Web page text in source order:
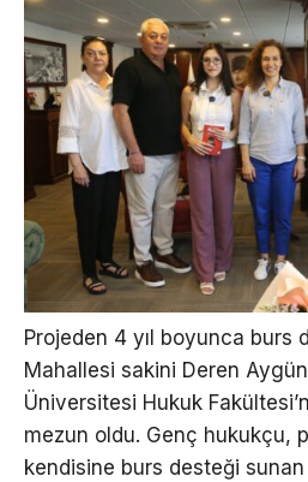
Projeden 4 yıl boyunca burs
Mahallesi sakini Deren
Üniversitesi Hukuk
mezun oldu. Genç hukukçu,
kendisine burs desteği